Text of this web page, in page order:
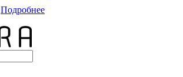
Подробнее